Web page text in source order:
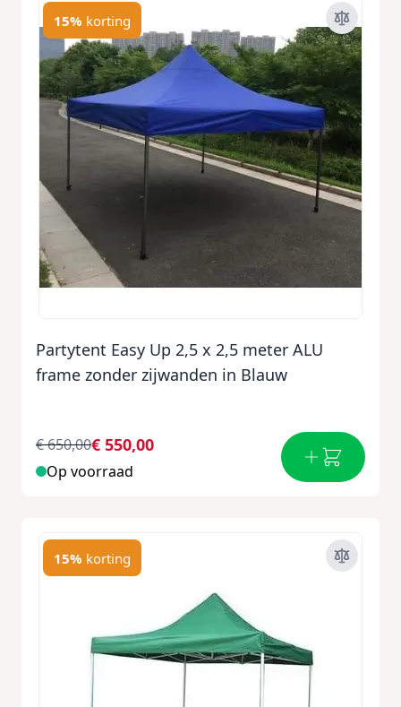
15% korting
Partytent Easy Up 2,5 x 2,5 meter ALU
frame zonder zijwanden in Blauw
€ 550,00
€ 650,00
Op voorraad
15% korting